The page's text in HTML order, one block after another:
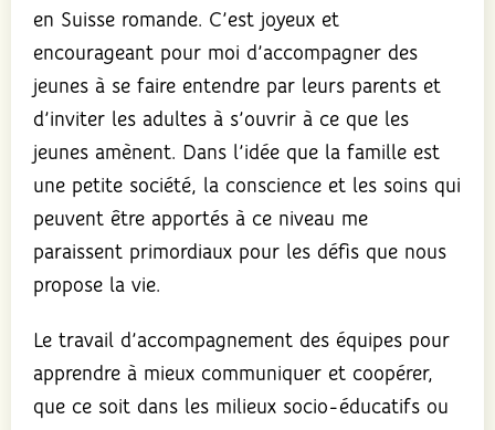
en Suisse romande. C’est joyeux et
encourageant pour moi d’accompagner des
jeunes à se faire entendre par leurs parents et
d’inviter les adultes à s’ouvrir à ce que les
jeunes amènent. Dans l’idée que la famille est
une petite société, la conscience et les soins qui
peuvent être apportés à ce niveau me
paraissent primordiaux pour les défis que nous
propose la vie.
Le travail d’accompagnement des équipes pour
apprendre à mieux communiquer et coopérer,
que ce soit dans les milieux socio-éducatifs ou